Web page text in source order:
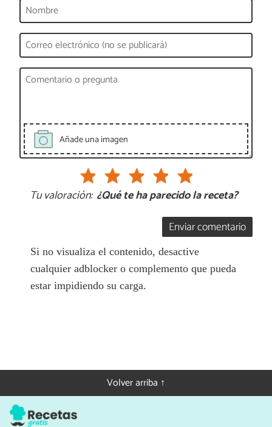
Añade una imagen
Tu valoración: ¿Qué te ha parecido la receta?
Enviar comentario
Si no visualiza el contenido, desactive
cualquier adblocker o complemento que pueda
estar impidiendo su carga.
Volver arriba ↑